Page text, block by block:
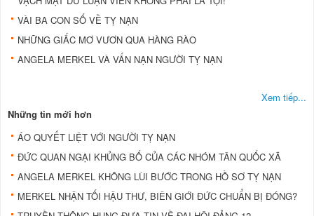
VÀI BA CON SỐ VỀ TỴ NẠN
NHỮNG GIẤC MƠ VƯƠN QUA HÀNG RÀO
ANGELA MERKEL VÀ VẤN NẠN NGƯỜI TỴ NẠN
Xem tiếp...
Những tin mới hơn
ÁO QUYẾT LIỆT VỚI NGƯỜI TỴ NẠN
ĐỨC QUAN NGẠI KHỦNG BỐ CỦA CÁC NHÓM TÂN QUỐC XÃ
ANGELA MERKEL KHÔNG LÙI BƯỚC TRONG HỒ SƠ TỴ NẠN
MERKEL NHẬN TỐI HẬU THƯ, BIÊN GIỚI ĐỨC CHUẨN BỊ ĐÓNG?